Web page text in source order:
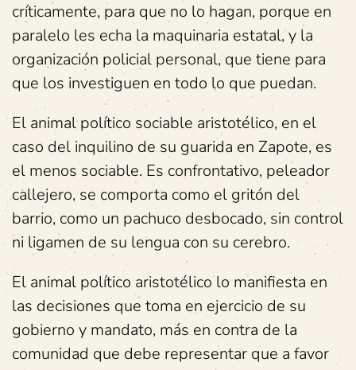
críticamente, para que no lo hagan, porque en
paralelo les echa la maquinaria estatal, y la
organización policial personal, que tiene para
que los investiguen en todo lo que puedan.
El animal político sociable aristotélico, en el
caso del inquilino de su guarida en Zapote, es
el menos sociable. Es confrontativo, peleador
callejero, se comporta como el gritón del
barrio, como un pachuco desbocado, sin control
ni ligamen de su lengua con su cerebro.
El animal político aristotélico lo manifiesta en
las decisiones que toma en ejercicio de su
gobierno y mandato, más en contra de la
comunidad que debe representar que a favor